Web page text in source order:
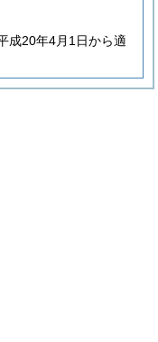
成20年4月1日から適